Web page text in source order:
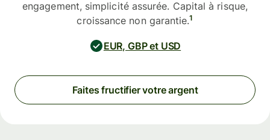
engagement, simplicité assurée. Capital à risque,
croissance non garantie.1
EUR, GBP et USD
Faites fructifier votre argent